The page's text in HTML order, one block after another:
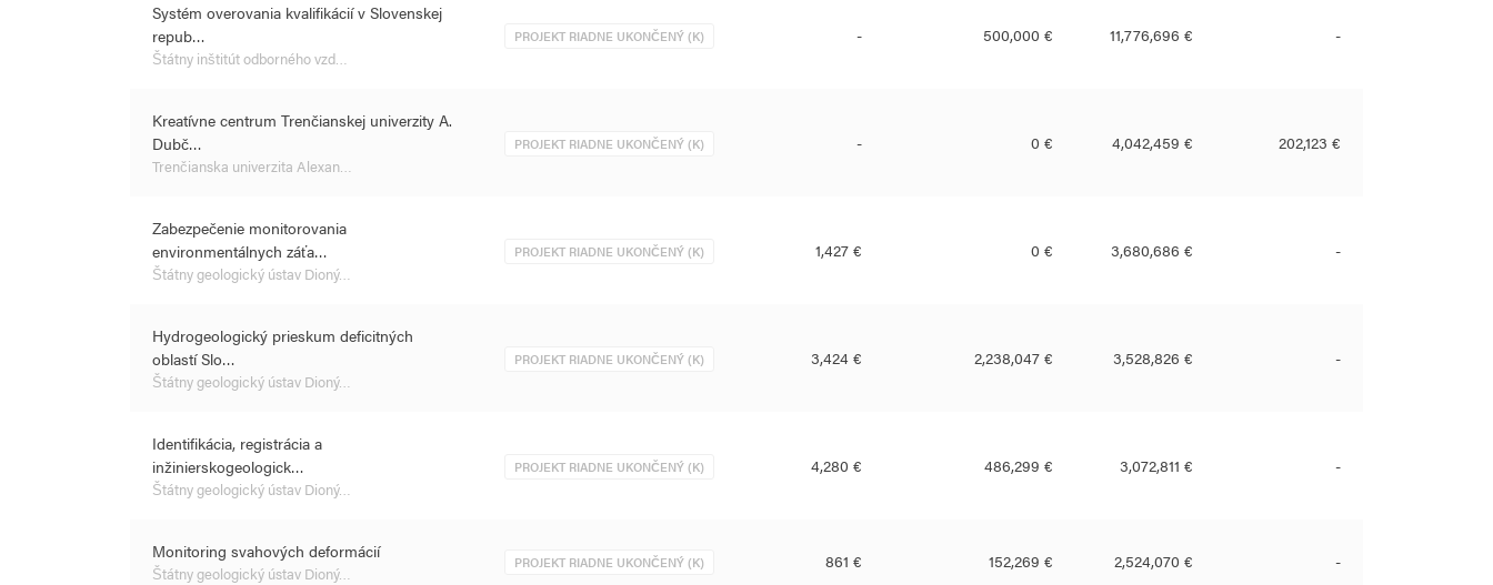
Systém overovania kvalifikácií v Slovenskej
repub…
Štátny inštitút odborného vzd…
PROJEKT RIADNE UKONČENÝ (K) - 500,000 € 11,776,696 € -
Kreatívne centrum Trenčianskej univerzity A.
Dubč…
Trenčianska univerzita Alexan…
PROJEKT RIADNE UKONČENÝ (K) - 0 € 4,042,459 € 202,123 €
Zabezpečenie monitorovania
environmentálnych záťa…
Štátny geologický ústav Dioný…
PROJEKT RIADNE UKONČENÝ (K) 1,427 € 0 € 3,680,686 € -
Hydrogeologický prieskum deficitných
oblastí Slo…
Štátny geologický ústav Dioný…
PROJEKT RIADNE UKONČENÝ (K) 3,424 € 2,238,047 € 3,528,826 € -
Identifikácia, registrácia a
inžinierskogeologick…
Štátny geologický ústav Dioný…
PROJEKT RIADNE UKONČENÝ (K) 4,280 € 486,299 € 3,072,811 € -
Monitoring svahových deformácií
Štátny geologický ústav Dioný…
PROJEKT RIADNE UKONČENÝ (K) 861 € 152,269 € 2,524,070 € -